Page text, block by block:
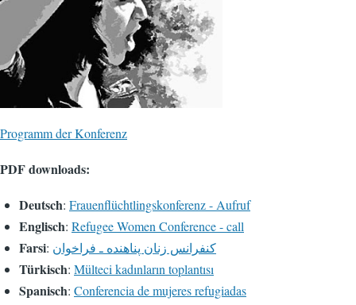
Programm der Konferenz
PDF downloads:
Deutsch: Frauenflüchtlingskonferenz - Aufruf
Englisch: Refugee Women Conference - call
Farsi: کنفرانس زنان پناهنده ـ فراخوان
Türkisch: Mülteci kadınların toplantısı
Spanisch: Conferencia de mujeres refugiadas